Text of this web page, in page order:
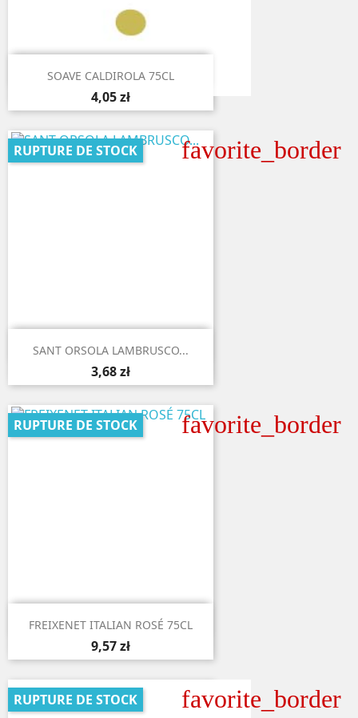
 Aperçu rapide
SOAVE CALDIROLA 75CL
4,05 zł
favorite_border
 Aperçu rapide
SANT ORSOLA LAMBRUSCO...
3,68 zł
RUPTURE DE STOCK
favorite_border
 Aperçu rapide
FREIXENET ITALIAN ROSÉ 75CL
9,57 zł
RUPTURE DE STOCK
favorite_border
RUPTURE DE STOCK